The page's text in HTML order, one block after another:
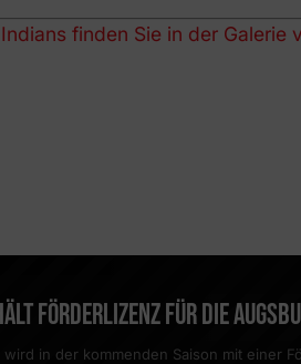
finden Sie in der
FÖRDERLIZENZ FÜR DIE
in der kommenden Saison mit einer